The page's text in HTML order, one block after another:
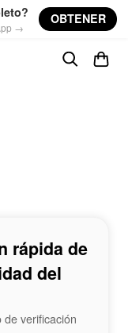
→
OBTENER
rápida de
del
verificación